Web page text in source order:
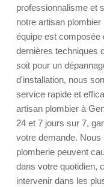
professionnalisme et
notre artisan
équipe est
dernières techniques
soit pour un
d'installation, nous
service rapide et
artisan plombier à
24 et 7 jours sur 7,
votre demande.
plomberie peuvent
dans votre quotidien,
intervenir dans les